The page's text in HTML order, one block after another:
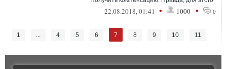
нужно знать к какой организации
22.08.2018, 01:41 • 1000 • 0
1 ... 4 5 6 7 8 9 10 11